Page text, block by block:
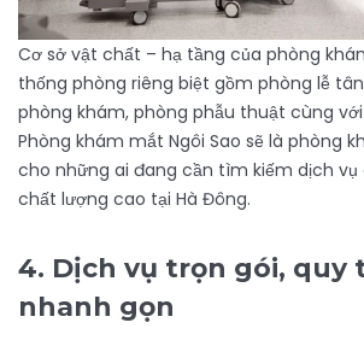
Cơ sở vật chất – hạ tầng của phòng
thống phòng riêng biệt gồm phòng lễ
phòng khám, phòng phẫu thuật cùng
Phòng khám mắt Ngôi Sao sẽ là phòng
cho những ai đang cần tìm kiếm dịch
chất lượng cao tại Hà Đông.
4. Dịch vụ trọn gói, quy
nhanh gọn